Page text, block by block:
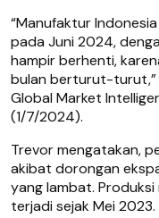
“Manufaktur
pada Juni 2024,
hampir berhenti,
bulan berturut-turut,”
Global Market
(1/7/2024).
Trevor mengatakan,
akibat dorongan
yang lambat.
terjadi sejak Mei 2023.